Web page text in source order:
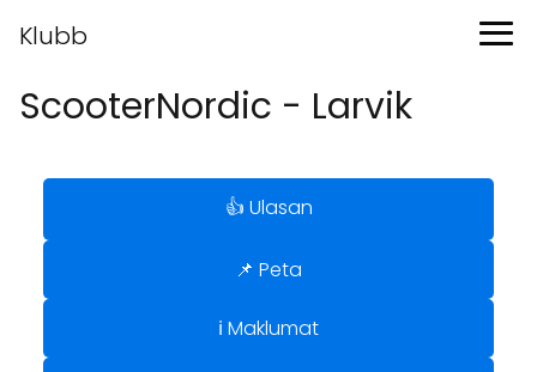
Klubb
ScooterNordic - Larvik
👍 Ulasan
📌 Peta
ℹ️ Maklumat